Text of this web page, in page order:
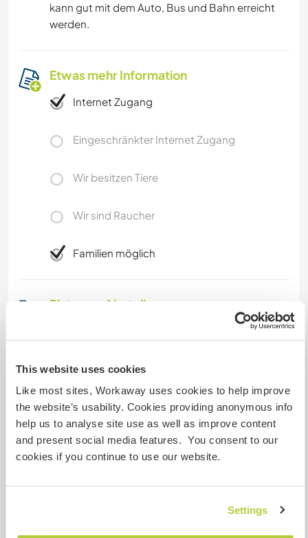
This website uses cookies
Like most sites, Workaway uses cookies to help improve
the website’s usability. Cookies providing anonymous info
help us to analyse site use as well as improve content
and present social media features. You consent to our
cookies if you continue to use our website.
Settings
kann gut mit dem Auto, Bus und Bahn erreicht
werden.
Etwas mehr Information
Internet Zugang
Eingeschränkter Internet Zugang
Wir besitzen Tiere
Wir sind Raucher
Familien möglich
Platz zum Abstellen von
Kapazität - wie viele
Workawayer maximal
mehr als zwei